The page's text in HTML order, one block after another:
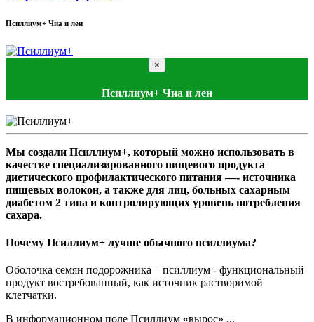
Псиллиум+ Чиа и лен
×
Псиллиум+ Чиа и лен
Мы создали Псиллиум+, который можно использовать в
качестве специализированного пищевого продукта
диетического профилактического питания —- источника
пищевых волокон, а также для лиц, больных сахарным
диабетом 2 типа и контролирующих уровень потребления
сахара.
Почему Псиллиум+ лучше обычного псиллиума?
Оболочка семян подорожника – псиллиум - функциональный
продукт востребованный, как источник растворимой
клетчатки.
В информационном поле Псиллиум «вырос» ...